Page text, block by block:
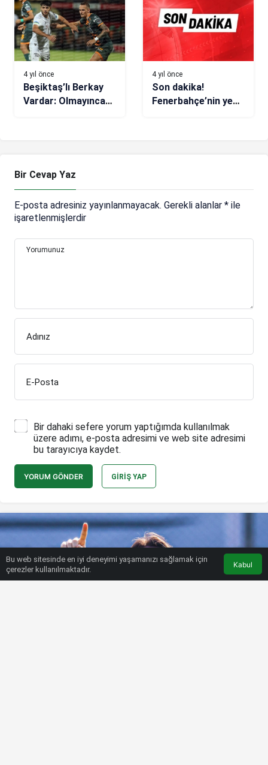
4 yıl önce
Beşiktaş’lı Berkay
Vardar: Olmayınca
4 yıl önce
Son dakika!
Fenerbahçe’nin yeni
Bir Cevap Yaz
E-posta adresiniz yayınlanmayacak. Gerekli alanlar * ile
işaretlenmişlerdir
Yorumunuz
Adınız
E-Posta
Bir dahaki sefere yorum yaptığımda kullanılmak
üzere adımı, e-posta adresimi ve web site adresimi
bu tarayıcıya kaydet.
YORUM GÖNDER GIRIŞ YAP
Bu web sitesinde en iyi deneyimi yaşamanızı sağlamak için
çerezler kullanılmaktadır.
Kabul